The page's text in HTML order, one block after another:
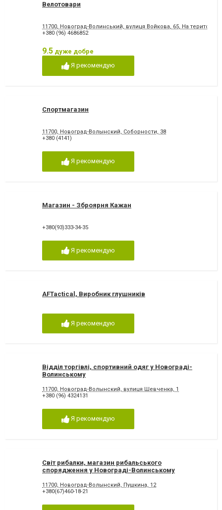
Велотовари
11700, Новоград-Волинський, вулиця Войкова, 65, На території
+380 (96) 4686852
9.5 дуже добре
Я рекомендую
Спортмагазин
11700, Новоград-Волынский, Соборности, 38
+380 (4141)
Я рекомендую
Магазин - Зброярня Кажан
+380(93)333-34-35
Я рекомендую
AFTactical, Виробник глушників
Я рекомендую
Відділ торгівлі, спортивний одяг у Новограді-
Волинському
11700, Новоград-Волынский, вулиця Шевченка, 1
+380 (96) 4324131
Я рекомендую
Світ рибалки, магазин рибальського
спорядження у Новограді-Волинському
11700, Новоград-Волынский, Пушкина, 12
+380(67)460-18-21